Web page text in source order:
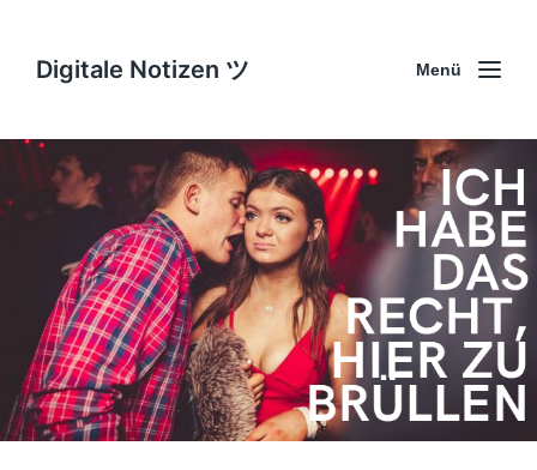
Digitale Notizen ツ Menü